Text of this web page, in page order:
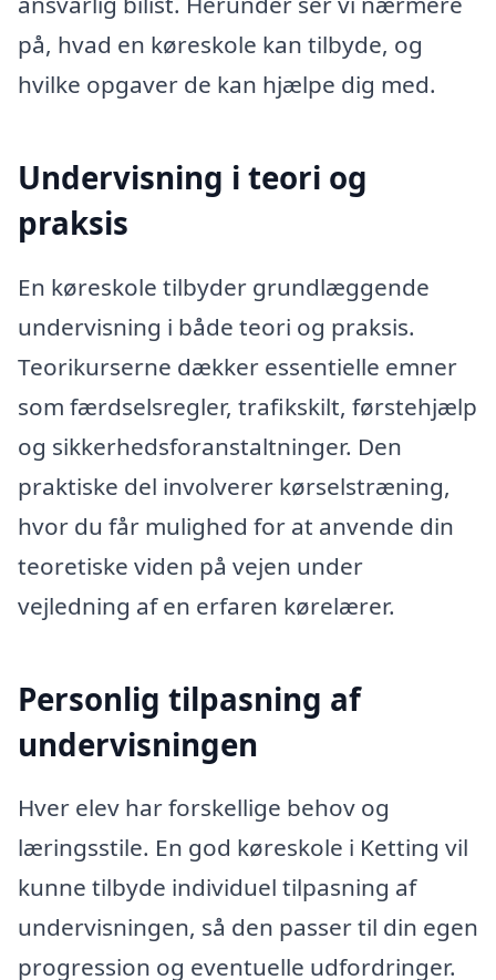
på, hvad en køreskole kan tilbyde, og
hvilke opgaver de kan hjælpe dig med.
Undervisning i teori og
praksis
En køreskole tilbyder grundlæggende
undervisning i både teori og praksis.
Teorikurserne dækker essentielle emner
som færdselsregler, trafikskilt, førstehjælp
og sikkerhedsforanstaltninger. Den
praktiske del involverer kørselstræning,
hvor du får mulighed for at anvende din
teoretiske viden på vejen under
vejledning af en erfaren kørelærer.
Personlig tilpasning af
undervisningen
Hver elev har forskellige behov og
læringsstile. En god køreskole i Ketting vil
kunne tilbyde individuel tilpasning af
undervisningen, så den passer til din egen
progression og eventuelle udfordringer.